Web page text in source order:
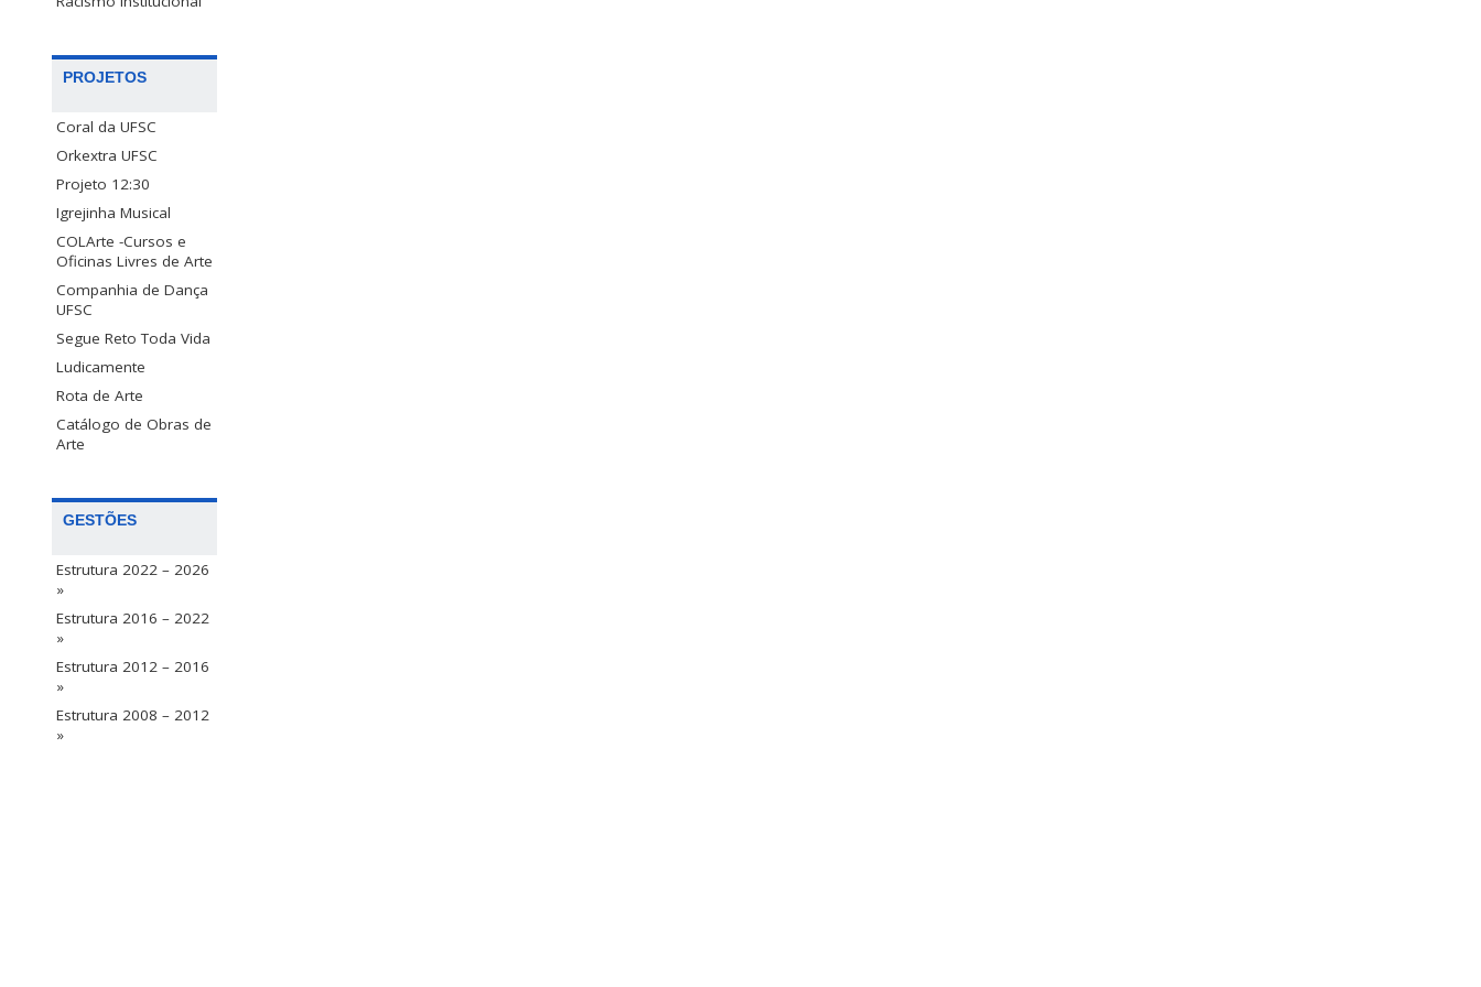
PROJETOS
Coral da UFSC
Orkextra UFSC
Projeto 12:30
Igrejinha Musical
COLArte -Cursos e
Oficinas Livres de Arte
Companhia de Dança
UFSC
Segue Reto Toda Vida
Ludicamente
Rota de Arte
Catálogo de Obras de
Arte
GESTÕES
Estrutura 2022 – 2026
»
Estrutura 2016 – 2022
»
Estrutura 2012 – 2016
»
Estrutura 2008 – 2012
»